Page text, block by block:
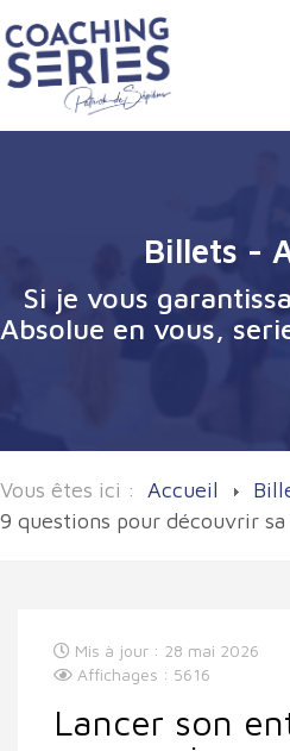
Billets -
Si je vous
Absolue en vous,
Vous êtes ici : Accueil
9 questions pour découvrir sa
Mis à jour : 28 mai 2026
Affichages : 5616
Lancer son